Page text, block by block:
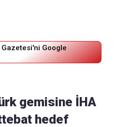
Google
gemisine İHA
hedef